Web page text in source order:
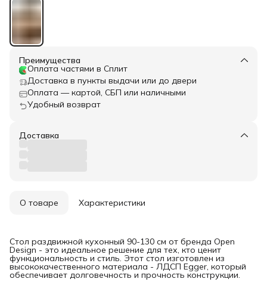
Преимущества
Оплата частями в Сплит
Доставка в пункты выдачи или до двери
Оплата — картой, СБП или наличными
Удобный возврат
Доставка
О товаре Характеристики
Стол раздвижной кухонный 90-130 см от бренда Open
Design - это идеальное решение для тех, кто ценит
функциональность и стиль. Этот стол изготовлен из
высококачественного материала - ЛДСП Egger, который
обеспечивает долговечность и прочность конструкции.